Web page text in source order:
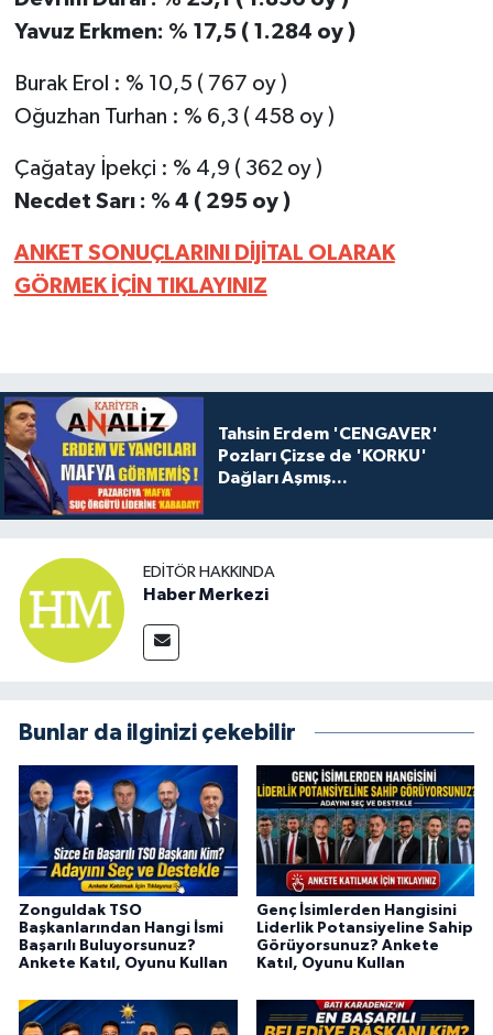
Yavuz Erkmen: % 17,5 ( 1.284 oy )
Burak Erol : % 10,5 ( 767 oy )
Oğuzhan Turhan : % 6,3 ( 458 oy )
Çağatay İpekçi : % 4,9 ( 362 oy )
Necdet Sarı : % 4 ( 295 oy )
ANKET SONUÇLARINI DİJİTAL OLARAK
GÖRMEK İÇİN TIKLAYINIZ
Tahsin Erdem 'CENGAVER'
Pozları Çizse de 'KORKU'
Dağları Aşmış...
EDITÖR HAKKINDA
Haber Merkezi
Bunlar da ilginizi çekebilir
Zonguldak TSO
Başkanlarından Hangi İsmi
Başarılı Buluyorsunuz?
Ankete Katıl, Oyunu Kullan
Genç İsimlerden Hangisini
Liderlik Potansiyeline Sahip
Görüyorsunuz? Ankete
Katıl, Oyunu Kullan